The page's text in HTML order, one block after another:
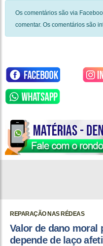
Os comentários são via
comentar. Os comentários são
REPARAÇÃO NAS RÉDEAS
Valor de dano moral
depende de laço